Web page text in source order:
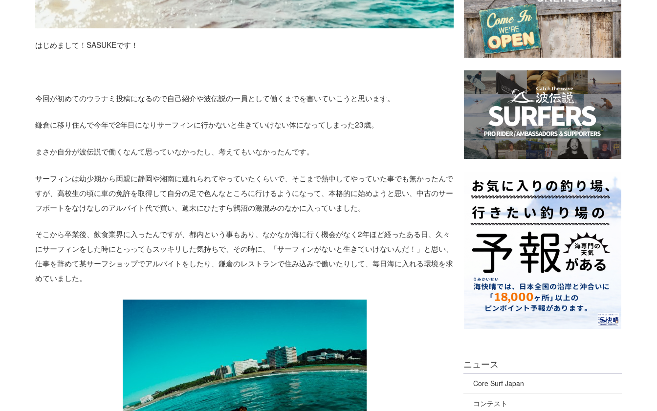
はじめまして！SASUKEです！
今回が初めてのウラナミ投稿になるので自己紹介や波伝説の一員として働くまでを書いていこうと思います。
鎌倉に移り住んで今年で2年目になりサーフィンに行かないと生きていけない体になってしまった23歳。
まさか自分が波伝説で働くなんて思っていなかったし、考えてもいなかったんです。
サーフィンは幼少期から両親に静岡や湘南に連れられてやっていたくらいで、そこまで熱中してやっていた事でも無かったんで
すが、高校生の頃に車の免許を取得して自分の足で色んなところに行けるようになって、本格的に始めようと思い、中古のサー
フボートをなけなしのアルバイト代で買い、週末にひたすら鵠沼の激混みのなかに入っていました。
そこから卒業後、飲食業界に入ったんですが、都内という事もあり、なかなか海に行く機会がなく2年ほど経ったある日、久々
にサーフィンをした時にとっってもスッキリした気持ちで、その時に、「サーフィンがないと生きていけないんだ！」と思い、
仕事を辞めて某サーフショップでアルバイトをしたり、鎌倉のレストランで住み込みで働いたりして、毎日海に入れる環境を求
めていました。
ニュース
Core Surf Japan
コンテスト